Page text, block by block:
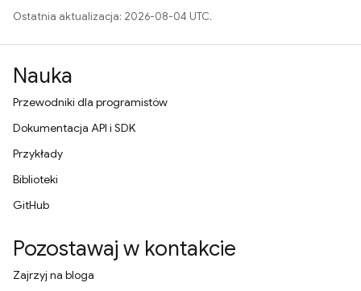
Ostatnia aktualizacja: 2026-08-04 UTC.
Nauka
Przewodniki dla programistów
Dokumentacja API i SDK
Przykłady
Biblioteki
GitHub
Pozostawaj w kontakcie
Zajrzyj na bloga